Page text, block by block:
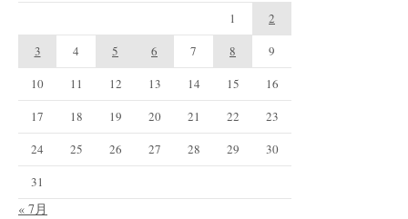
1
2
3
4 5 6 7 8
9
10
11 12 13 14 15
16
17
18 19 20 21 22
23
24
25 26 27 28 29
30
31
« 7月